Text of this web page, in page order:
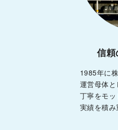
信頼
1985年に
運営母体と
丁寧をモッ
実績を積み